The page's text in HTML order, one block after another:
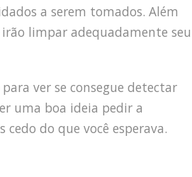
a serem tomados. Além
limpar adequadamente seu
ver se consegue detectar
uma boa ideia pedir a
do que você esperava.